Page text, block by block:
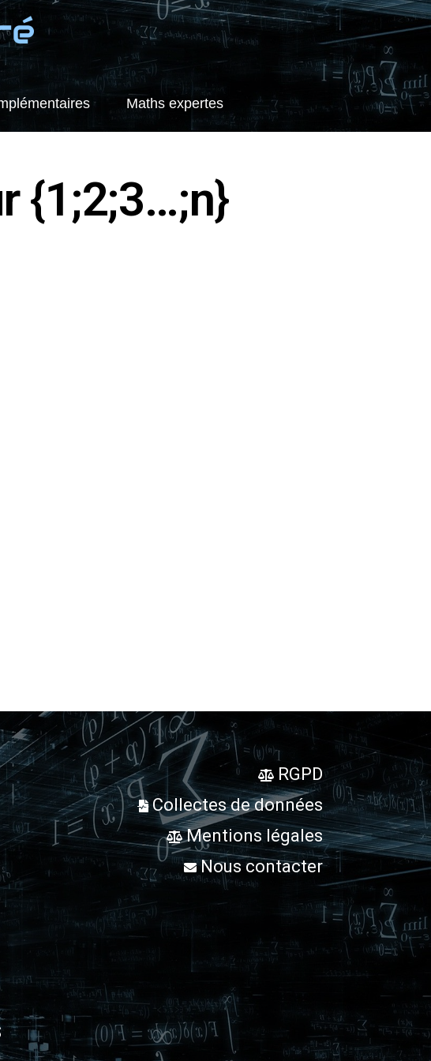
Maths expertes
{1;2;3…;n}
RGPD
Collectes de données
Mentions légales
Nous contacter